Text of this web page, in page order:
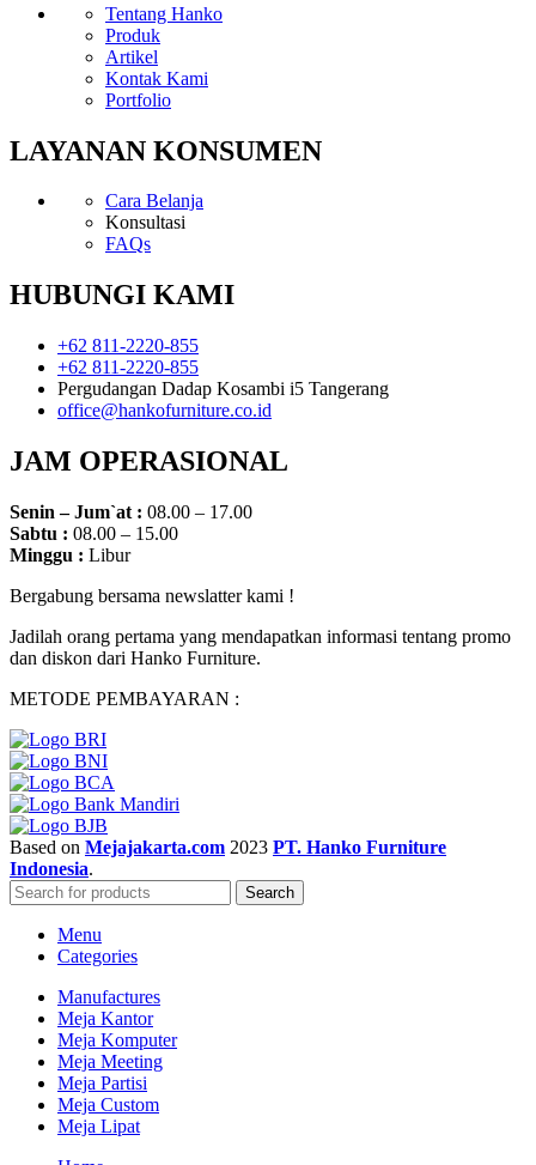
Tentang Hanko
Produk
Artikel
Kontak Kami
Portfolio
LAYANAN KONSUMEN
Cara Belanja
Konsultasi
FAQs
HUBUNGI KAMI
+62 811-2220-855
+62 811-2220-855
Pergudangan Dadap Kosambi i5 Tangerang
office@hankofurniture.co.id
JAM OPERASIONAL
Senin – Jum`at : 08.00 – 17.00
Sabtu : 08.00 – 15.00
Minggu : Libur
Bergabung bersama newslatter kami !
Jadilah orang pertama yang mendapatkan informasi tentang promo
dan diskon dari Hanko Furniture.
METODE PEMBAYARAN :
Based on Mejajakarta.com 2023 PT. Hanko Furniture
Indonesia.
Search
Menu
Categories
Manufactures
Meja Kantor
Meja Komputer
Meja Meeting
Meja Partisi
Meja Custom
Meja Lipat